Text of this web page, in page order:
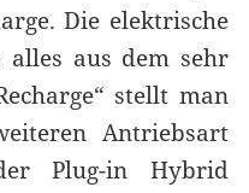
Die elektrische
aus dem sehr
stellt man
Antriebsart
Plug-in Hybrid